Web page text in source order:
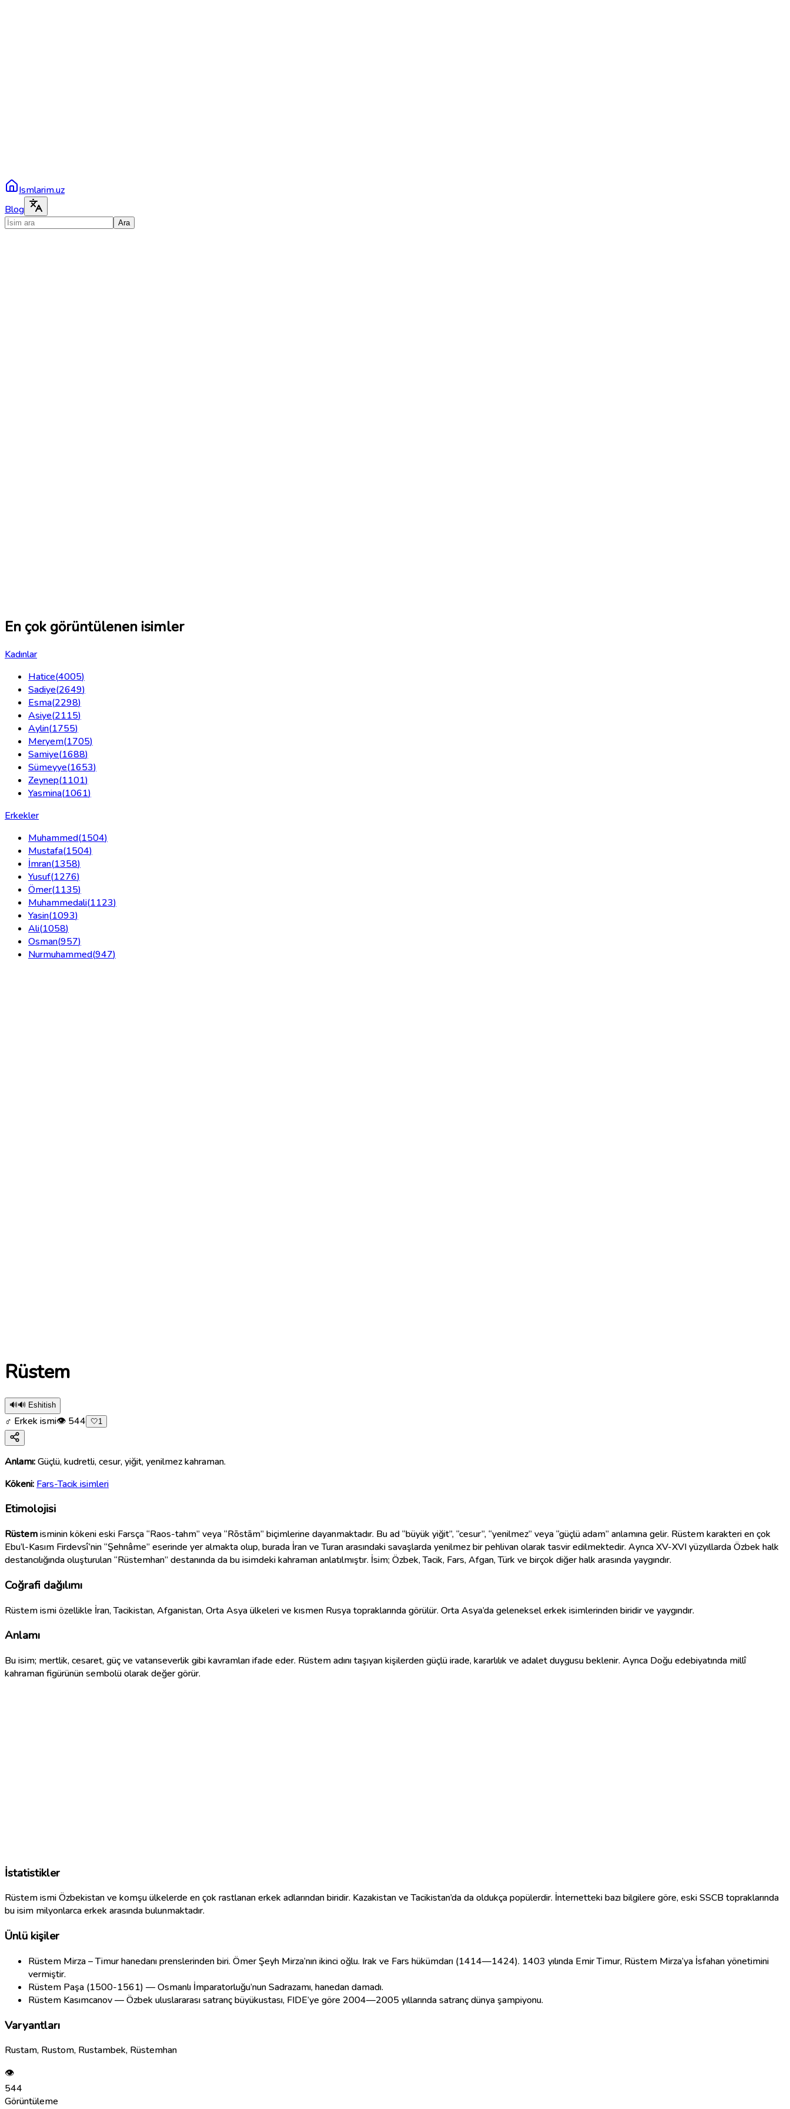
Ismlarim.uz
Blog
Ara
En çok görüntülenen isimler
Kadınlar
Hatice(4005)
Sadiye(2649)
Esma(2298)
Asiye(2115)
Aylin(1755)
Meryem(1705)
Samiye(1688)
Sümeyye(1653)
Zeynep(1101)
Yasmina(1061)
Erkekler
Muhammed(1504)
Mustafa(1504)
İmran(1358)
Yusuf(1276)
Ömer(1135)
Muhammedali(1123)
Yasin(1093)
Ali(1058)
Osman(957)
Nurmuhammed(947)
Rüstem
🔊🔊 Eshitish
♂ Erkek ismi👁 544 🤍1
Anlamı:Güçlü, kudretli, cesur, yiğit, yenilmez kahraman.
Kökeni: Fars-Tacik isimleri
Etimolojisi
Rüstemisminin kökeni eski Farsça “Raos-tahm” veya “Rōstām” biçimlerine dayanmaktadır. Bu ad “büyük yiğit”, “cesur”, “yenilmez” veya “güçlü adam” anlamına gelir. Rüstem karakteri en çok
Ebu’l-Kasım Firdevsî’nin “Şehnâme” eserinde yer almakta olup, burada İran ve Turan arasındaki savaşlarda yenilmez bir pehlivan olarak tasvir edilmektedir. Ayrıca XV-XVI yüzyıllarda Özbek halk
destancılığında oluşturulan “Rüstemhan” destanında da bu isimdeki kahraman anlatılmıştır. İsim; Özbek, Tacik, Fars, Afgan, Türk ve birçok diğer halk arasında yaygındır.
Coğrafi dağılımı
Rüstem ismi özellikle İran, Tacikistan, Afganistan, Orta Asya ülkeleri ve kısmen Rusya topraklarında görülür. Orta Asya’da geleneksel erkek isimlerinden biridir ve yaygındır.
Anlamı
Bu isim; mertlik, cesaret, güç ve vatanseverlik gibi kavramları ifade eder. Rüstem adını taşıyan kişilerden güçlü irade, kararlılık ve adalet duygusu beklenir. Ayrıca Doğu edebiyatında millî
kahraman figürünün sembolü olarak değer görür.
İstatistikler
Rüstem ismi Özbekistan ve komşu ülkelerde en çok rastlanan erkek adlarından biridir. Kazakistan ve Tacikistan’da da oldukça popülerdir. İnternetteki bazı bilgilere göre, eski SSCB topraklarında
bu isim milyonlarca erkek arasında bulunmaktadır.
Ünlü kişiler
Rüstem Mirza – Timur hanedanı prenslerinden biri. Ömer Şeyh Mirza’nın ikinci oğlu. Irak ve Fars hükümdarı (1414—1424). 1403 yılında Emir Timur, Rüstem Mirza’ya İsfahan yönetimini
vermiştir.
Rüstem Paşa (1500-1561) — Osmanlı İmparatorluğu’nun Sadrazamı, hanedan damadı.
Rüstem Kasımcanov — Özbek uluslararası satranç büyükustası, FIDE’ye göre 2004—2005 yıllarında satranç dünya şampiyonu.
Varyantları
Rustam, Rustom, Rustambek, Rüstemhan
👁
544
Görüntüleme